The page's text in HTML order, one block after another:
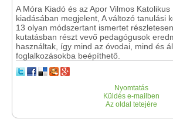
A Móra Kiadó és az Apor Vilmos
kiadásában megjelent, A változó tanulási
13 olyan módszertant ismertet
kutatásban részt vevő pedagógusok
használtak, így mind az óvodai, mind és
foglalkozásokba beépíthető.
Nyomtatás
Küldés e-mailben
Az oldal tetejére